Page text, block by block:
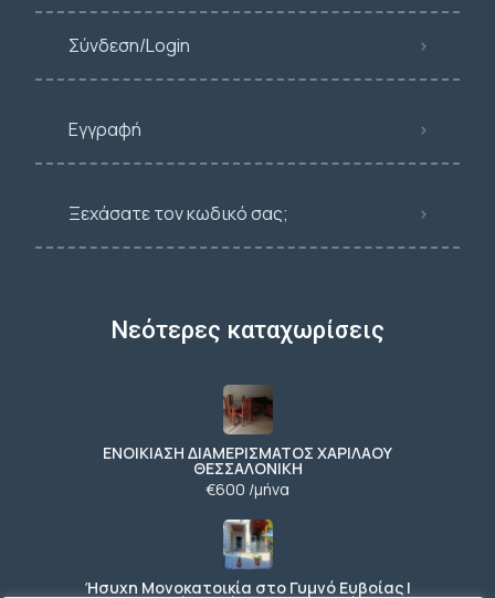
Σύνδεση/Login
Εγγραφή
Ξεχάσατε τον κωδικό σας;
Νεότερες καταχωρίσεις
ΕΝΟΙΚΙΑΣΗ ΔΙΑΜΕΡΙΣΜΑΤΟΣ ΧΑΡΙΛΑΟΥ
ΘΕΣΣΑΛΟΝΙΚΗ
€600 /μήνα
Ήσυχη Μονοκατοικία στο Γυμνό Ευβοίας |